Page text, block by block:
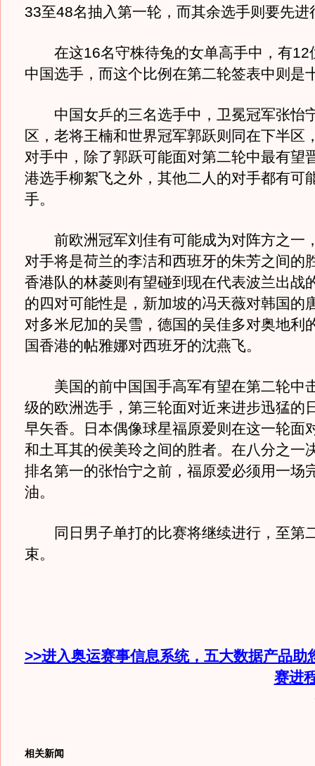
33至48名抽入第一轮，而其余选手则要先进
在这16名守株待兔的女单高手中，有12
中国选手，而这个比例在第二轮签表中则是
中国女乒的三名选手中，卫冕冠军张怡
区，老将王楠和世界冠军郭跃则同在下半区
对手中，除了郭跃可能面对第二轮中最有望
港选手柳絮飞之外，其他二人的对手都有可
手。
前欧洲冠军刘佳有可能成为对阵方之一
对手将是荷兰的李洁和西班牙的朱芳之间的
香港队的林菱则有望碰到现在代表波兰出战
的四对可能性是，新加坡的冯天薇对韩国的
对多米尼加的吴雪，德国的吴佳多对奥地利
国香港的帖雅娜对西班牙的沈燕飞。
美国的前中国国手高军有望在第二轮中
级的欧洲选手，第三轮面对近来进步迅猛的
早矢香。日本偶像球星福原爱则在这一轮面
和土耳其的侯美玲之间的胜者。在八分之一
排名第一的张怡宁之前，福原爱必须用一场
油。
同日男子单打的比赛将继续进行，至第
束。
>>进入奥运赛事信息系统，五大数据产品助
赛进
相关新闻